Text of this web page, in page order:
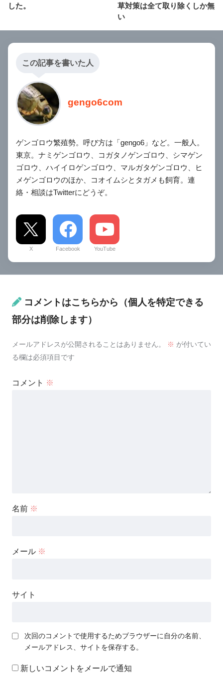
した。
草対策は全て取り除くしか無
い
この記事を書いた人
gengo6com
ゲンゴロウ繁殖勢。呼び方は「gengo6」など。一般人。
東京。ナミゲンゴロウ、コガタノゲンゴロウ、シマゲン
ゴロウ、ハイイロゲンゴロウ、マルガタゲンゴロウ、ヒ
メゲンゴロウのほか、コオイムシとタガメも飼育。連
絡・相談はTwitterにどうぞ。
X Facebook YouTube
コメントはこちらから（個人を特定できる
部分は削除します）
メールアドレスが公開されることはありません。 ※ が付いてい
る欄は必須項目です
コメント ※
名前 ※
メール ※
サイト
次回のコメントで使用するためブラウザーに自分の名前、
メールアドレス、サイトを保存する。
新しいコメントをメールで通知